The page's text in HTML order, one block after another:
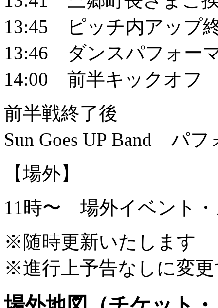
13:45 ピッチ内アップ
13:46 ダンスパフォー
14:00 前半キックオフ
前半戦終了後
Sun Goes UP Band パ
【場外】
11時〜 場外イベント
※随時更新いたします
※進行上予告なしに変